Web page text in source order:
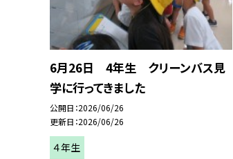
6月26日 4年生 クリーンバス見
学に行ってきました
公開日 2026/06/26
更新日 2026/06/26
４年生